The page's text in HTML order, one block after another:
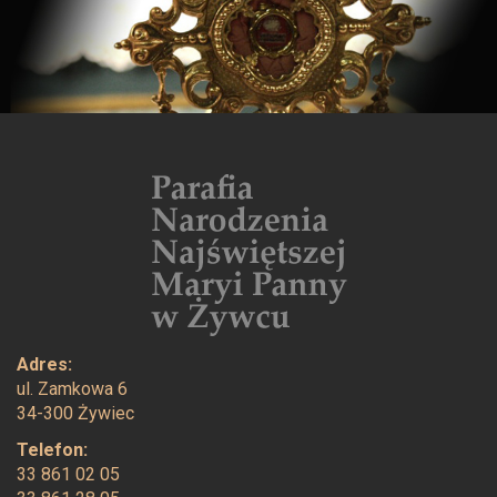
Adres:
ul. Zamkowa 6
34-300 Żywiec
Telefon:
33 861 02 05